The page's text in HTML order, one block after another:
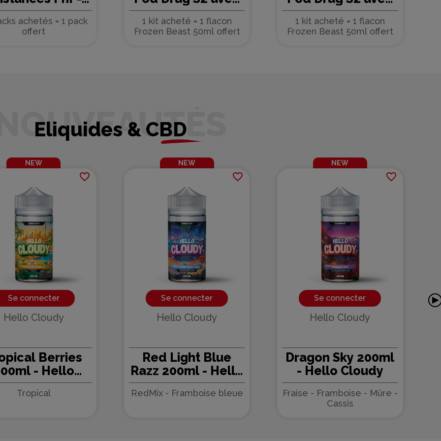
de
= 1 pack
PnP-X - Voopoo
(autumn colors)
1+1x50ml
1 kit acheté = 1 flacon
Frozen Beast 50ml offert
PnP-X - Voopoo
(new colors)
1+1x50ml
1 kit acheté = 1 flacon
Frozen Beast 50ml offert
Eliquides & CBD
NEW
favorite_border
Se connecter
Hello Cloudy
Berries
- Hello
Cloudy
Tropical
NEW
favorite_border
Se connecter
Hello Cloudy
Red Light Blue
Razz 200ml - Hello
Cloudy
RedMix - Framboise bleue
NEW
favorite_border
Se connecter
Hello Cloudy
Dragon Sky 200ml
- Hello Cloudy
Fraise - Framboise - Mûre -
Cassis